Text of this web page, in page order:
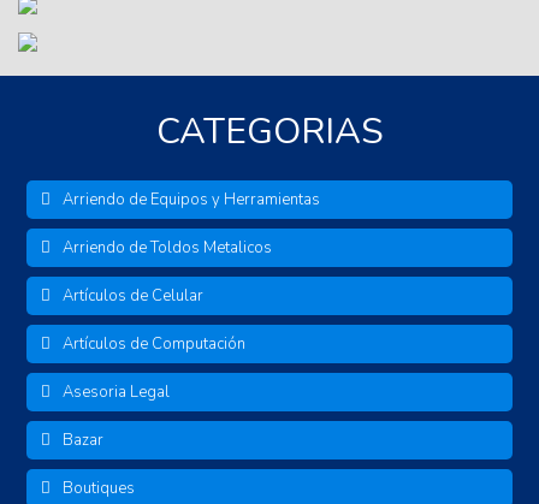
CATEGORIAS
Arriendo de Equipos y Herramientas
Arriendo de Toldos Metalicos
Artículos de Celular
Artículos de Computación
Asesoria Legal
Bazar
Boutiques